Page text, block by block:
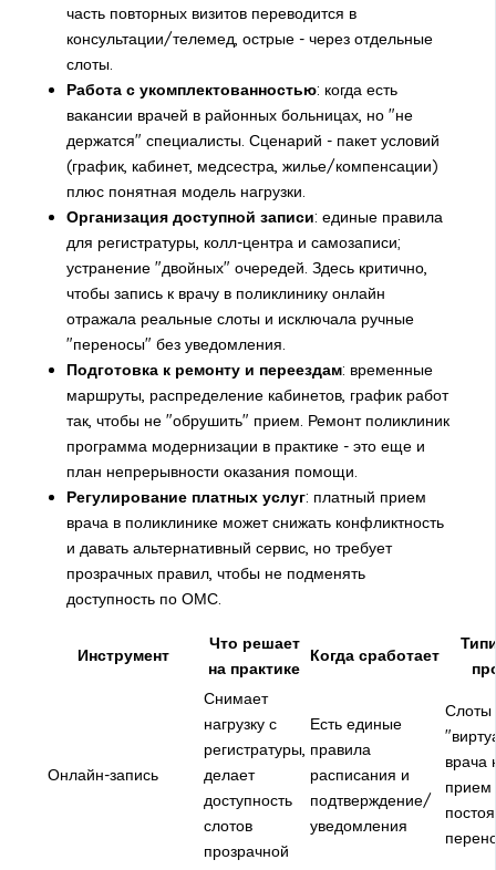
часть повторных визитов переводится в
консультации/телемед, острые - через отдельные
слоты.
Работа с укомплектованностью: когда есть
вакансии врачей в районных больницах, но "не
держатся" специалисты. Сценарий - пакет условий
(график, кабинет, медсестра, жилье/компенсации)
плюс понятная модель нагрузки.
Организация доступной записи: единые правила
для регистратуры, колл-центра и самозаписи;
устранение "двойных" очередей. Здесь критично,
чтобы запись к врачу в поликлинику онлайн
отражала реальные слоты и исключала ручные
"переносы" без уведомления.
Подготовка к ремонту и переездам: временные
маршруты, распределение кабинетов, график работ
так, чтобы не "обрушить" прием. Ремонт поликлиник
программа модернизации в практике - это еще и
план непрерывности оказания помощи.
Регулирование платных услуг: платный прием
врача в поликлинике может снижать конфликтность
и давать альтернативный сервис, но требует
прозрачных правил, чтобы не подменять
доступность по ОМС.
Инструмент
Что решает
на практике
Когда сработает
Онлайн-запись
Снимает
нагрузку с
регистратуры,
делает
доступность
слотов
прозрачной
Есть единые
правила
расписания и
подтверждение/
уведомления
Слоты
врача
прием